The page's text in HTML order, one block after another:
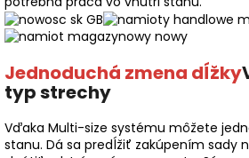
Jednoduchá zmena dĺžky
typ strechy
Vďaka Multi-size systému môžete
stanu. Dá sa predĺžiť zakúpením sady